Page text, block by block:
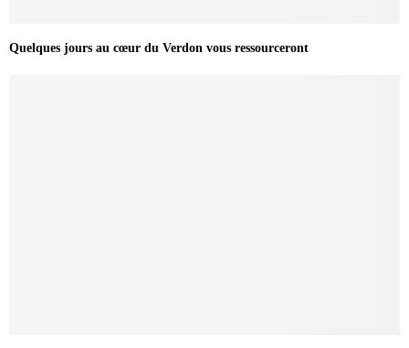
Quelques jours au cœur du Verdon vous ressourceront